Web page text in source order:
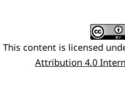
This content is licensed
Attribution 4.0